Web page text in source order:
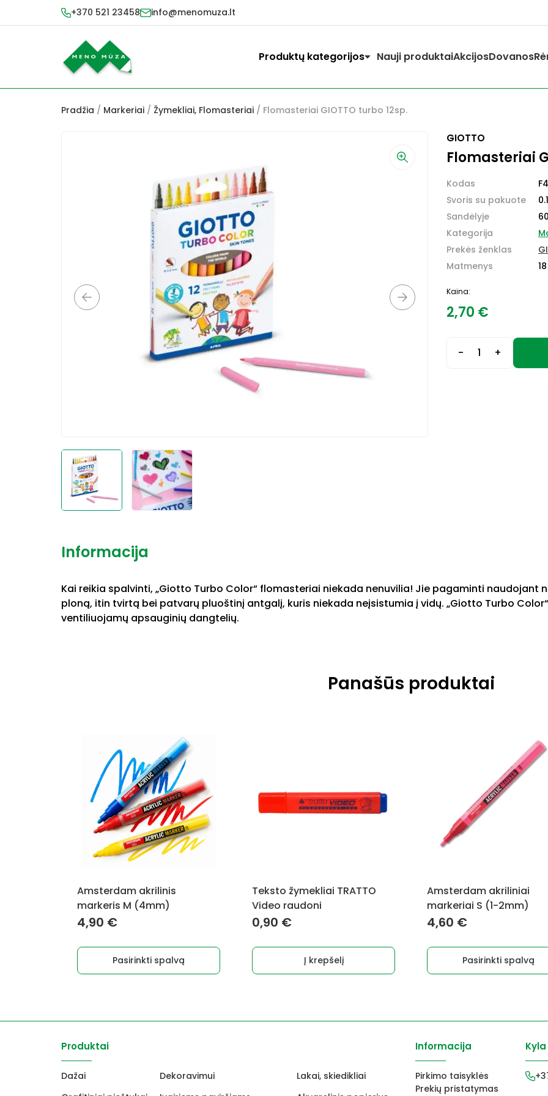
+370 521 23458 info@menomuza.lt
Produktų kategorijos Nauji produktaiAkcijosDovanos
Pradžia / Markeriai / Žymekliai, Flomasteriai / Flomasteriai GIOTTO turbo 12sp.
GIOTTO
Flomasteriai
Kodas
Svoris su pakuote
Sandėlyje
Kategorija
Prekės ženklas
Matmenys
60
Kaina:
2,70 €
- +
Informacija
Kai reikia spalvinti, „Giotto Turbo Color“ flomasteriai niekada nenuvilia! Jie pagaminti naudojant
ploną, itin tvirtą bei patvarų pluoštinį antgalį, kuris niekada neįsistumia į vidų. „Giotto Turbo
ventiliuojamų apsauginių dangtelių.
Panašūs produktai
Amsterdam akrilinis
markeris M (4mm)
4,90 €
Pasirinkti spalvą
product
multiple
variants.
options
on
the
product
page
Teksto žymekliai TRATTO
Video raudoni
0,90 €
Į krepšelį
Amsterdam akriliniai
markeriai S (1-2mm)
4,60 €
Pasirinkti spalvą
options
may
on
the
product
page
Produktai
Dažai Dekoravimui
Lakai, skiedikliai
Informacija
Pirkimo taisyklės
Prekių pristatymas